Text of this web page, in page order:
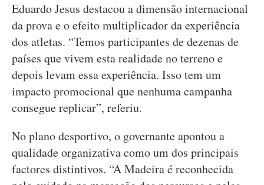
Eduardo Jesus destacou a dimensão internacional
da prova e o efeito multiplicador da experiência
dos atletas. “Temos participantes de dezenas de
países que vivem esta realidade no terreno e
depois levam essa experiência. Isso tem um
impacto promocional que nenhuma campanha
consegue replicar”, referiu.
No plano desportivo, o governante apontou a
qualidade organizativa como um dos principais
factores distintivos. “A Madeira é reconhecida